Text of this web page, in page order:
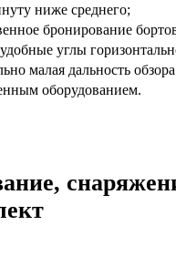
ниже среднего;
бронирование
углы
малая дальность
оборудованием.